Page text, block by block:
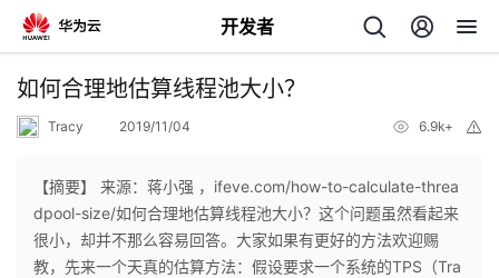
开发者
返
个
如何合理地估算线程池大小？
Tracy 2019/11/04 6.9k+
【摘要】 来源：蒋小强 ，ifeve.com/how-to-calculate-threa
dpool-size/如何合理地估算线程池大小？这个问题虽然看起来
很小，却并不那么容易回答。大家如果有更好的方法欢迎赐
教，先来一个天真的估算方法：假设要求一个系统的TPS（Tra